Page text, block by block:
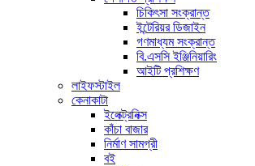
চিকিৎসা সংক্রান্ত
ইন্টেরিয়র ডিজাইন
গণমাধ্যম সংক্রান্ত
বি.এসসি ইঞ্জিনিয়ারিং
আইটি প্রশিক্ষণ
লাইফস্টাইল
কেনাকাটা
ইলেক্ট্রনিক্স
কাঁচা বাজার
নির্মাণ সামগ্রী
বই